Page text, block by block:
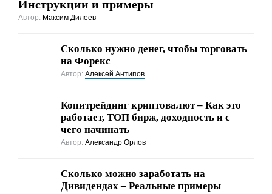
Инструкции и примеры
Автор: Максим Дилеев
Сколько нужно денег, чтобы торговать
на Форекс
Автор:Алексей Антипов
Копитрейдинг криптовалют – Как это
работает, ТОП бирж, доходность и с
чего начинать
Автор:Александр Орлов
Сколько можно заработать на
Дивидендах – Реальные примеры